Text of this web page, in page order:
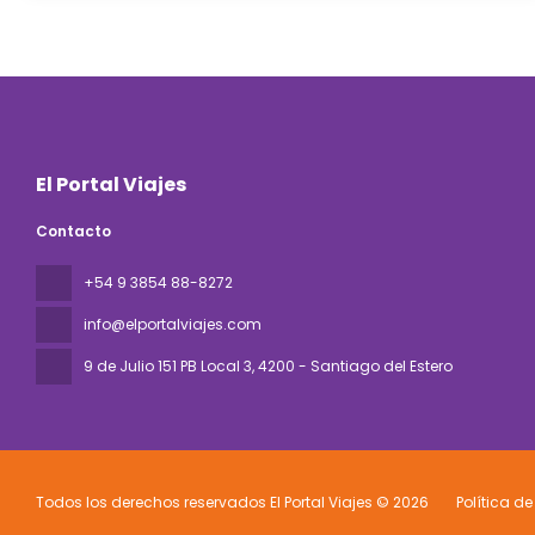
El Portal Viajes
Contacto
+54 9 3854 88-8272
info@elportalviajes.com
9 de Julio 151 PB Local 3, 4200 - Santiago del Estero
Todos los derechos reservados El Portal Viajes © 2026 Política